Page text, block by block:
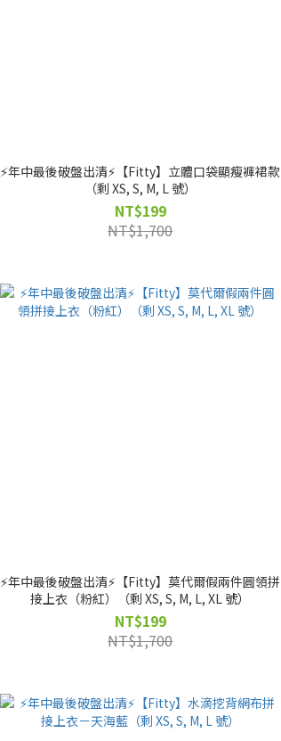
⚡️年中最後破盤出清⚡️【Fitty】立體口袋顯瘦褲裙款
（剩 XS, S, M, L 號）
NT$199
NT$1,700
⚡️年中最後破盤出清⚡️【Fitty】莫代爾假兩件圓領拼
接上衣（粉紅）（剩 XS, S, M, L, XL 號）
NT$199
NT$1,700